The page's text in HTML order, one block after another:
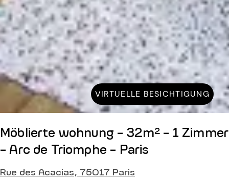
VIRTUELLE BESICHTIGUNG
Möblierte wohnung - 32m² - 1 Zimmer
- Arc de Triomphe - Paris
Rue des Acacias, 75017 Paris